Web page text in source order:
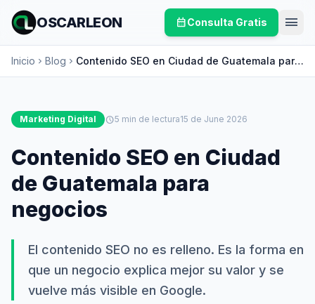
OSCARLEON calendar_monthConsulta Gratis menu
Inicio chevron_right Blog chevron_right Contenido SEO en Ciudad de Guatemala para
negocios
Marketing Digital schedule5 min de lectura15 de June 2026
Contenido SEO en Ciudad
de Guatemala para
negocios
El contenido SEO no es relleno. Es la forma en
que un negocio explica mejor su valor y se
vuelve más visible en Google.